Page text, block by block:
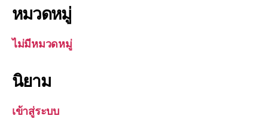
หมวดหมู่
ไม่มีหมวดหมู่
นิยาม
เข้าสู่ระบบ